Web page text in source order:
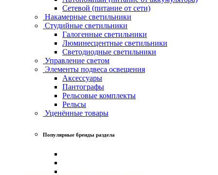
Сетевой (питание от сети)
Накамерные светильники
Студийные светильники
Галогенные светильники
Люминесцентные светильники
Светодиодные светильники
Управление светом
Элементы подвеса освещения
Аксессуары
Пантографы
Рельсовые комплекты
Рельсы
Уценённые товары
Популярные бренды раздела